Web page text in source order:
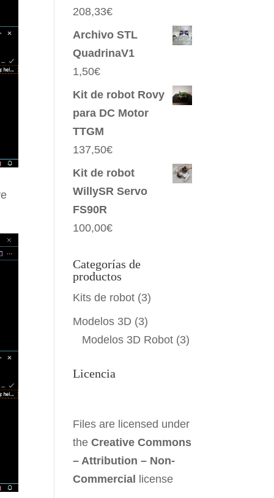
208,33€
Archivo STL
QuadrinaV1
1,50€
Kit de robot Rovy
para DC Motor
TTGM
137,50€
Kit de robot
WillySR Servo
FS90R
100,00€
Categorías de
productos
Kits de robot (3)
Modelos 3D (3)
Modelos 3D Robot (3)
Licencia
Files are licensed under
theCreative Commons
– Attribution – Non-
Commercial
license